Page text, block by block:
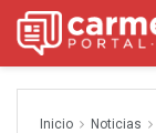
Inicio Noticias